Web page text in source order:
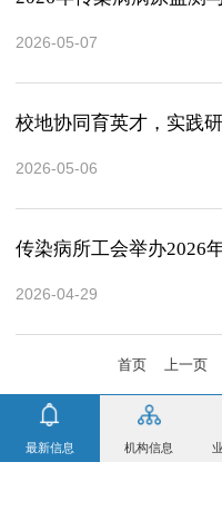
2026-05-07
校地协同育英才，实践
2026-05-06
传染病所工会举办2026
2026-04-29
首页 上一页
最新信息 机构信息